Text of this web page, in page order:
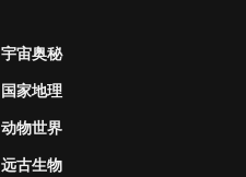
宇宙奥秘
国家地理
动物世界
远古生物